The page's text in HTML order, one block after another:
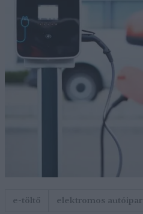
e-töltő elektromos autóipar